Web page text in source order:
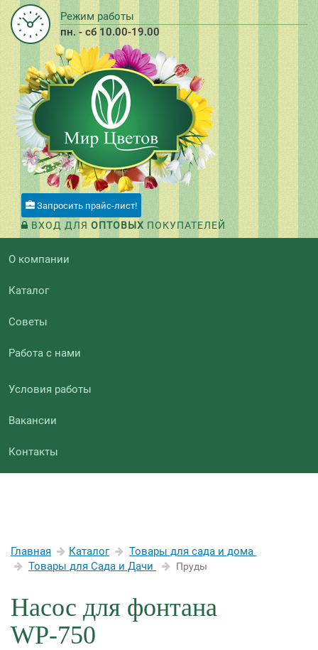
Режим работы
пн. - сб 10.00-19.00
Запросить прайс-лист!
ВХОД ДЛЯ ОПТОВЫХ ПОКУПАТЕЛЕЙ
О компании
Каталог
Советы
Работа с нами
Условия работы
Вакансии
Контакты
Главная Каталог
Товары для сада и дома
Товары для Сада и Дачи
Пруды
Насос для фонтана
WР-750